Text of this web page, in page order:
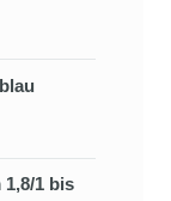
1 bis